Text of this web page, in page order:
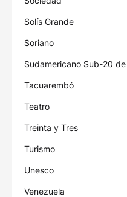
Solís Grande
Soriano
Sudamericano Sub-20
Tacuarembó
Teatro
Treinta y Tres
Turismo
Unesco
Venezuela